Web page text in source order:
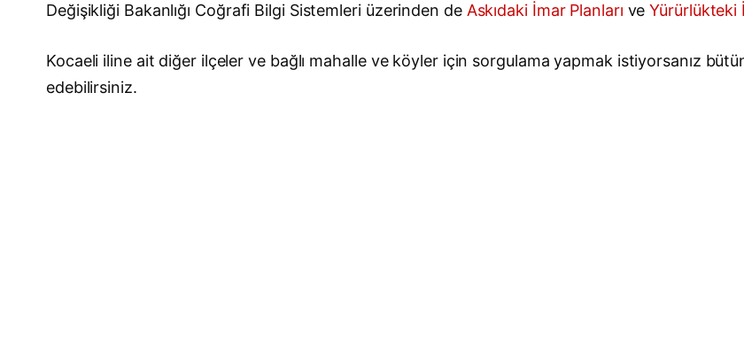
Değişikliği Bakanlığı Coğrafi Bilgi Sistemleri üzerinden de Askıdaki İmar Planları veYürürlükteki
Kocaeli iline ait diğer ilçeler ve bağlı mahalle ve köyler için sorgulama yapmak istiyorsanız
edebilirsiniz.